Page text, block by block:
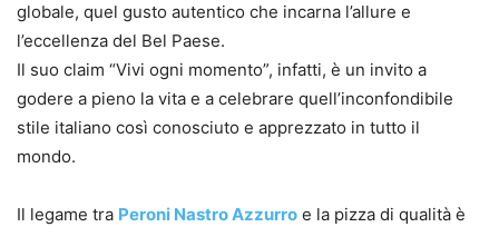
globale, quel gusto autentico che incarna l’allure e
l’eccellenza del Bel Paese.
Il suo claim “Vivi ogni momento”, infatti, è un invito a
godere a pieno la vita e a celebrare quell’inconfondibile
stile italiano così conosciuto e apprezzato in tutto il
mondo.
Il legame tra Peroni Nastro Azzurro e la pizza di qualità è